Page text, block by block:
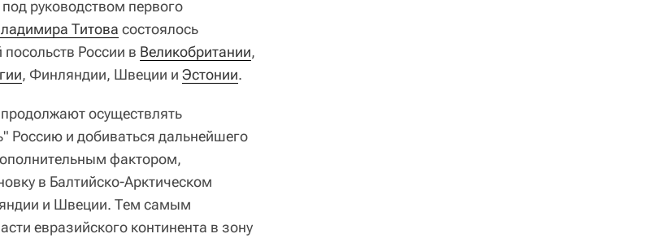
под руководством первого
Титова состоялось
России в Великобритании,
, Финляндии, Швеции и Эстонии.
осуществлять
Россию и добиваться дальнейшего
фактором,
в Балтийско-Арктическом
и Швеции. Тем самым
евразийского континента в зону